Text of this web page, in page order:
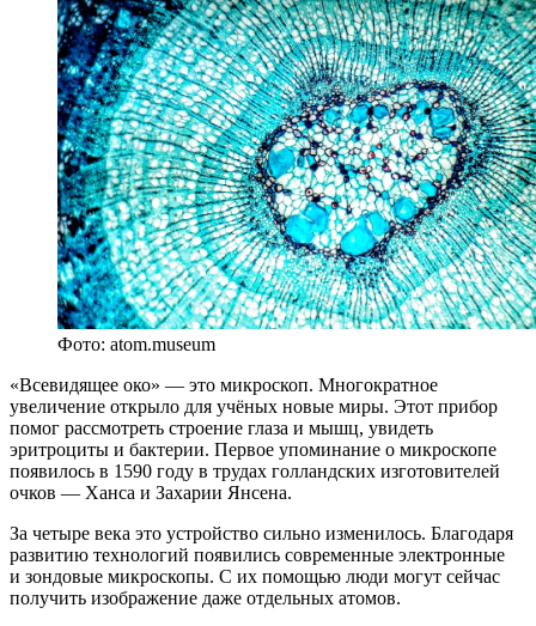
Фото: atom.museum
«Всевидящее око» — это микроскоп. Многократное
увеличение открыло для учёных новые миры. Этот прибор
помог рассмотреть строение глаза и мышц, увидеть
эритроциты и бактерии. Первое упоминание о микроскопе
появилось в 1590 году в трудах голландских изготовителей
очков — Ханса и Захарии Янсена.
За четыре века это устройство сильно изменилось. Благодаря
развитию технологий появились современные электронные
и зондовые микроскопы. С их помощью люди могут сейчас
получить изображение даже отдельных атомов.